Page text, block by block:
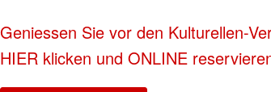
Geniessen Sie vor den Kulturellen-
HIER klicken und ONLINE